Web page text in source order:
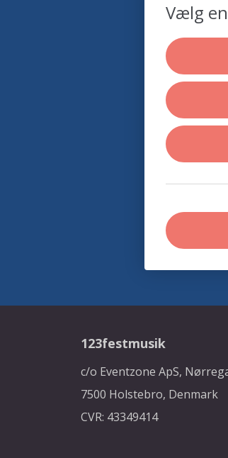
Vælg
123festmusik
c/o Eventzone ApS,
7500 Holstebro, Denmark
CVR: 43349414